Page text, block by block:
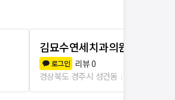
김묘수연세치과의원
로그인 리뷰0
경상북도 경주시 성건동